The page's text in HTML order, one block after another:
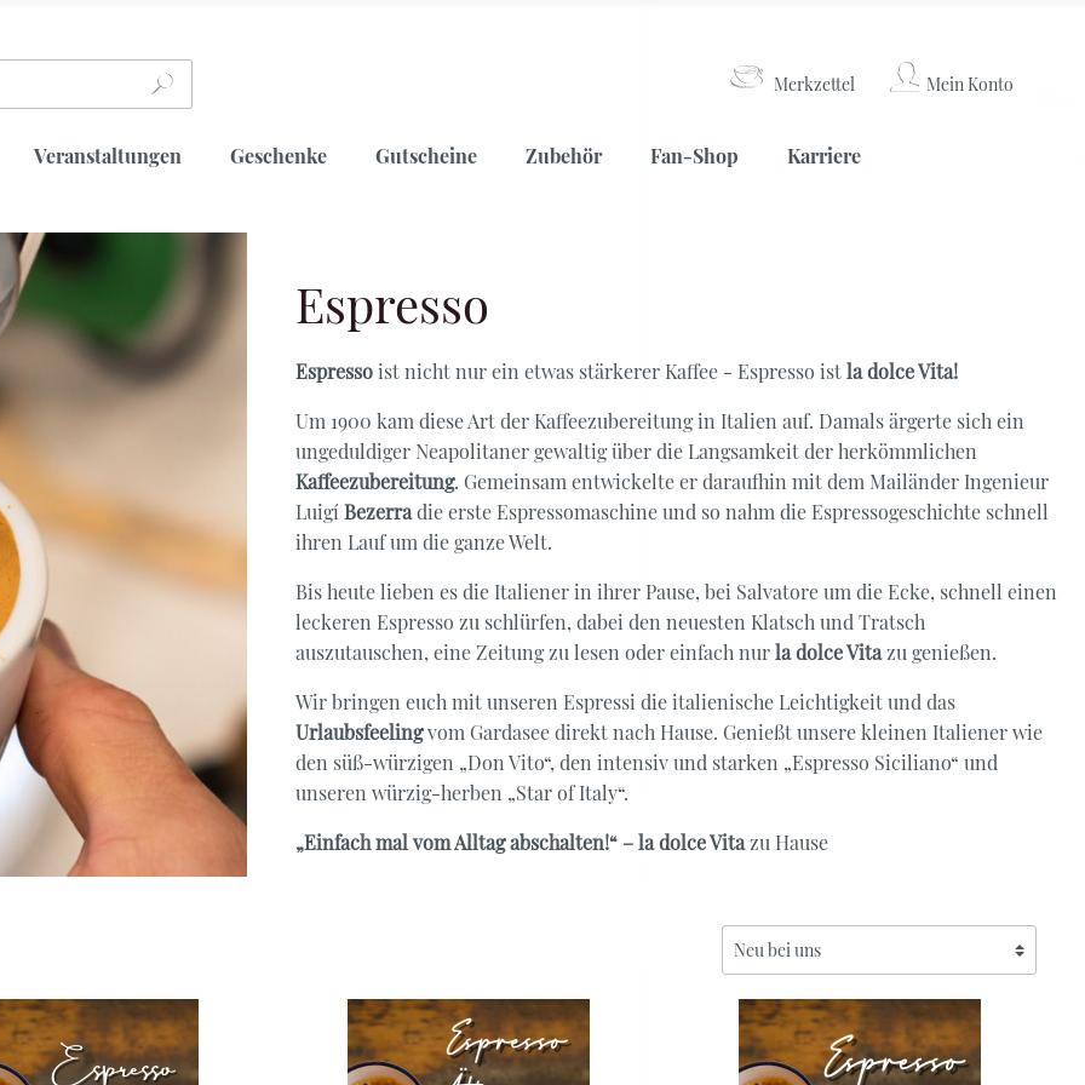
Merkzettel Mein Konto
Veranstaltungen Geschenke Gutscheine Zubehör Fan-Shop Karriere
Oolong Tee
Mischungen
China
Kräutertee
Aromatisiert
Rotbuschtee
Pur
Mischungen
Australien
Asiatisches Porzellan
Espresso
Espressoist nicht nur ein etwas stärkerer Kaffee - Espresso istla dolce Vita!
Um 1900 kam diese Art der Kaffeezubereitung in Italien auf. Damals ärgerte sich ein
ungeduldiger Neapolitaner gewaltig über die Langsamkeit der herkömmlichen
Kaffeezubereitung. Gemeinsam entwickelte er daraufhin mit dem Mailänder Ingenieur
Luigí Bezerradie erste Espressomaschine und so nahm die Espressogeschichte schnell
ihren Lauf um die ganze Welt.
Bis heute lieben es die Italiener in ihrer Pause, bei Salvatore um die Ecke, schnell einen
leckeren Espresso zu schlürfen, dabei den neuesten Klatsch und Tratsch
auszutauschen, eine Zeitung zu lesen oder einfach nurla dolce Vitazu genießen.
Wir bringen euch mit unseren Espressi die italienische Leichtigkeit und das
Urlaubsfeelingvom Gardasee direkt nach Hause. Genießt unsere kleinen Italiener wie
den süß-würzigen „Don Vito“, den intensiv und starken „Espresso Siciliano“ und
unseren würzig-herben „Star of Italy“.
„Einfach mal vom Alltag abschalten!“ – la dolce Vitazu Hause
China
Nepal
Kräutertee
Ayurveda
Lose
Mischungen
Rotbuschtee
Aromatisiert
Pur
Mischungen